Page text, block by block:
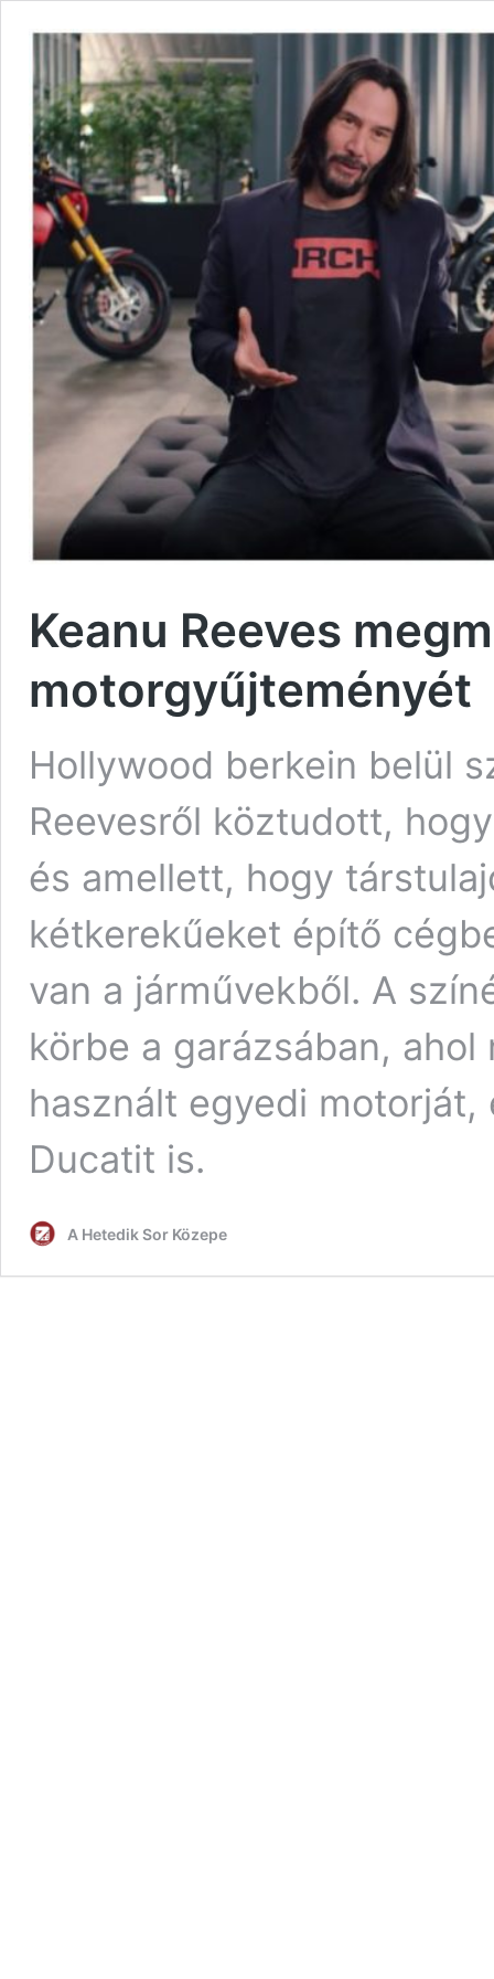
Keanu Reeves
motorgyűjteményét
Hollywood berkein belül
Reevesről köztudott,
és amellett, hogy
kétkerekűeket építő
van a járművekből. A
körbe a garázsában,
használt egyedi
Ducatit is.
A Hetedik Sor Közepe